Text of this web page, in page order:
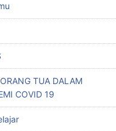
TUA DALAM
COVID 19